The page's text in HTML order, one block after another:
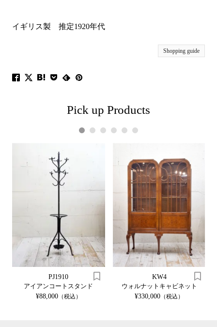
イギリス製 推定1920年代
Shopping guide
Pick up Products
PJ1910
アイアンコートスタンド
¥88,000（税込）
KW4
ウォルナットキャビネット
¥330,000 （税込）
1 2 3 4 5 6